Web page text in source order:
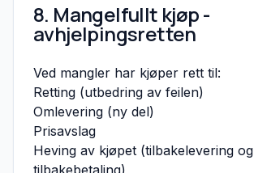
8. Mangelfullt kjøp -
avhjelpingsretten
Ved mangler har kjøper rett til:
Retting (utbedring av feilen)
Omlevering (ny del)
Prisavslag
Heving av kjøpet (tilbakelevering og
tilbakebetaling)